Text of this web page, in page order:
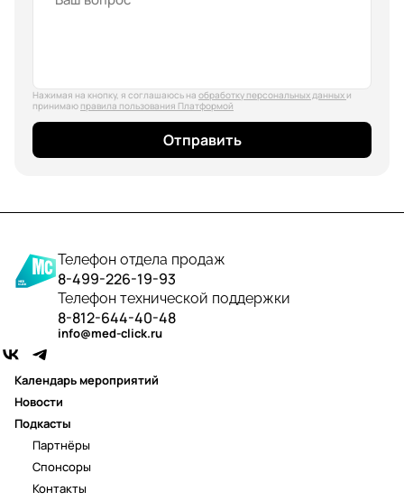
Нажимая на кнопку, я соглашаюсь на обработку персональных данных и
принимаю правила пользования Платформой
Отправить
Телефон отдела продаж
8-499-226-19-93
Телефон технической поддержки
8-812-644-40-48
info@med-click.ru
Календарь мероприятий
Новости
Подкасты
Партнёры
Спонсоры
Контакты